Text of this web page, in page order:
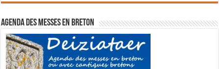
Agenda des messes en breton